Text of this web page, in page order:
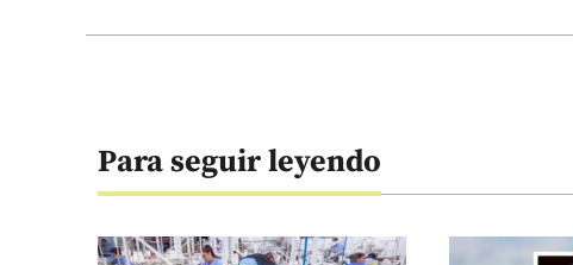
Para seguir leyendo